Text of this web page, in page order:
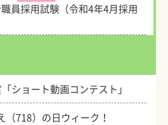
員採用試験（令和4年4月採用
ショート動画コンテスト」
（718）の日ウィーク！